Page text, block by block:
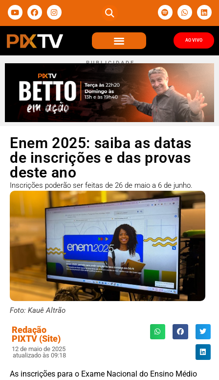
AO VIVO
P U B L I C I D A D E
Enem 2025: saiba as datas
de inscrições e das provas
deste ano
Inscrições poderão ser feitas de 26 de maio a 6 de junho.
Foto: Kauê Altrão
Redação
PIXTV (Site)
12 de maio de 2025
atualizado às 09:18
As inscrições para o Exame Nacional do Ensino Médio